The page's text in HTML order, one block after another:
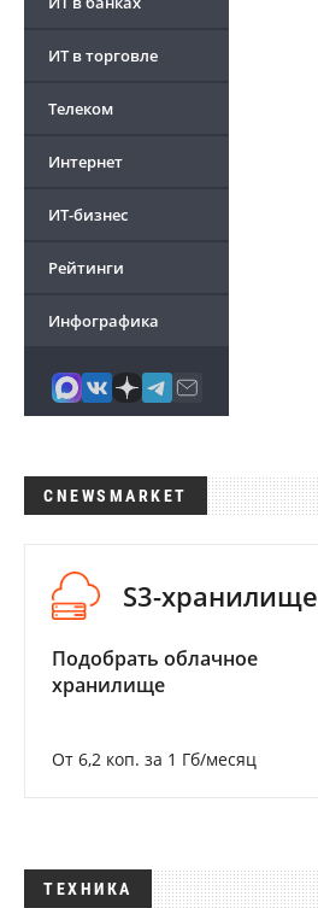
ИТ в торговле
Телеком
Интернет
ИТ-бизнес
Рейтинги
Инфографика
CNEWSMARKET
S3-хранилище
Подобрать облачное
хранилище
От 6,2 коп. за 1 Гб/месяц
ТЕХНИКА